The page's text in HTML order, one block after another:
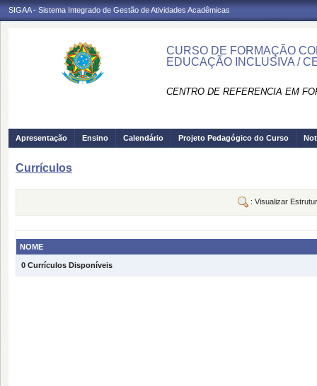
SIGAA - Sistema Integrado de Gestão de Atividades Acadêmicas
CURSO DE FORMAÇÃO
EDUCAÇÃO INCLUSIVA /
CENTRO DE REFERENCIA EM
Apresentação Ensino Calendário Projeto Pedagógico do Curso
Currículos
: Visualizar
NOME
0 Currículos Disponíveis